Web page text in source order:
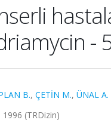
-
B., ÇETİN M., ÜNAL A.
1996 (TRDizin)